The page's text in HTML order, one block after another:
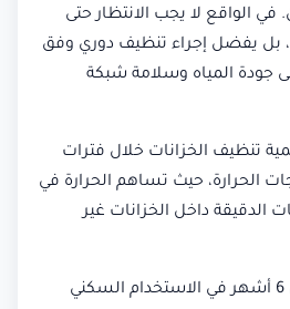
الواقع لا يجب الانتظار حتى
بل يفضل إجراء تنظيف دوري وفق
جودة المياه وسلامة شبكة
تنظيف الخزانات خلال فترات
الحرارة، حيث تساهم الحرارة في
الدقيقة داخل الخزانات غير
تنظيف الخزان كل 6 أشهر في الاستخدام السكني